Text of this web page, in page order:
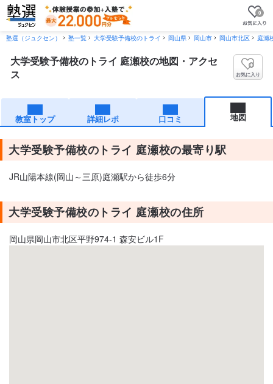
0
塾選（ジュクセン） 塾一覧 大学受験予備校のトライ 岡山県 岡山市 岡山市北区 庭瀬
大学受験予備校のトライ 庭瀬校の地図・アクセ
ス
お気に入り
教室トップ 詳細レポ 口コミ 地図
大学受験予備校のトライ 庭瀬校の最寄り駅
JR山陽本線(岡山～三原)庭瀬駅から徒歩6分
大学受験予備校のトライ 庭瀬校の住所
岡山県岡山市北区平野974-1 森安ビル1F